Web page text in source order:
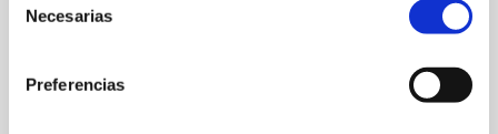
Necesarias
Preferencias
Web